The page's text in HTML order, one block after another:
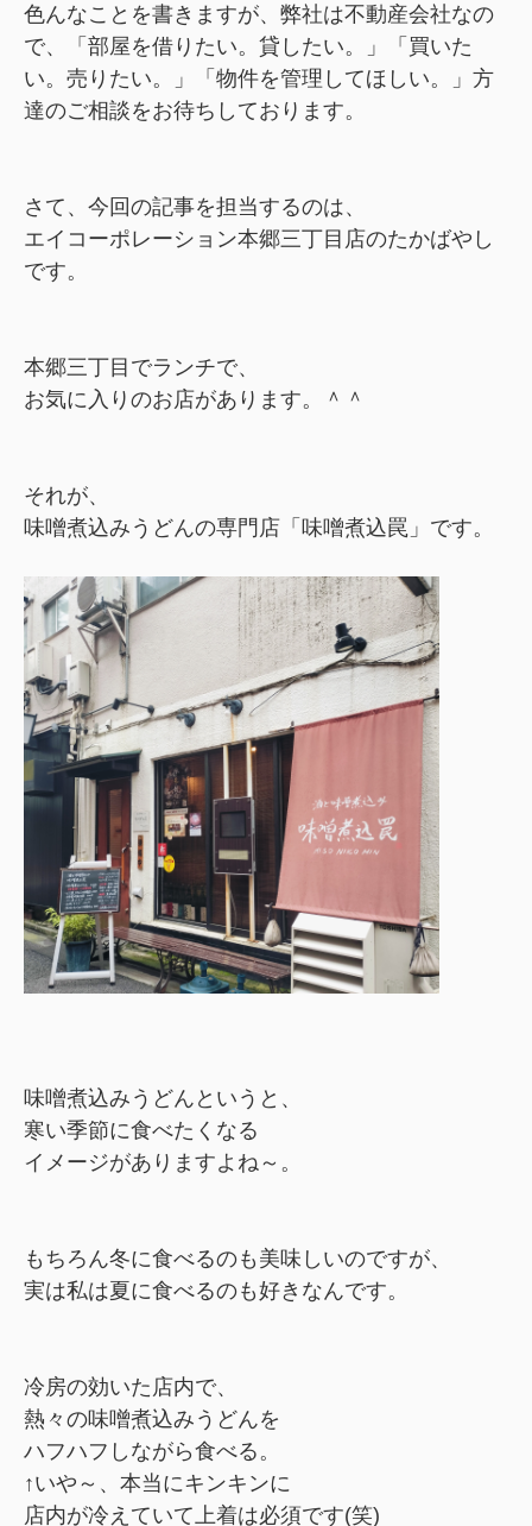
色んなことを書きますが、弊社は不動産会社なの
で、「部屋を借りたい。貸したい。」「買いた
い。売 りたい。」「物件を管理してほしい。」方
達のご相談をお待ちしております。
さて、今回の記事を担当するのは、
エイコーポレーション本郷三丁目店のたかばやし
です。
本郷三丁目でランチで、
お気に入りのお店があります。＾＾
それが、
味噌煮込みうどんの専門店「味噌煮込罠」です。
味噌煮込みうどんというと、
寒い季節に食べたくなる
イメージがありますよね～。
もちろん冬に食べるのも美味しいのですが、
実は私は夏に食べるのも好きなんです。
冷房の効いた店内で、
熱々の味噌煮込みうどんを
ハフハフしながら食べる。
↑いや～、本当にキンキンに
店内が冷えていて上着は必須です(笑)